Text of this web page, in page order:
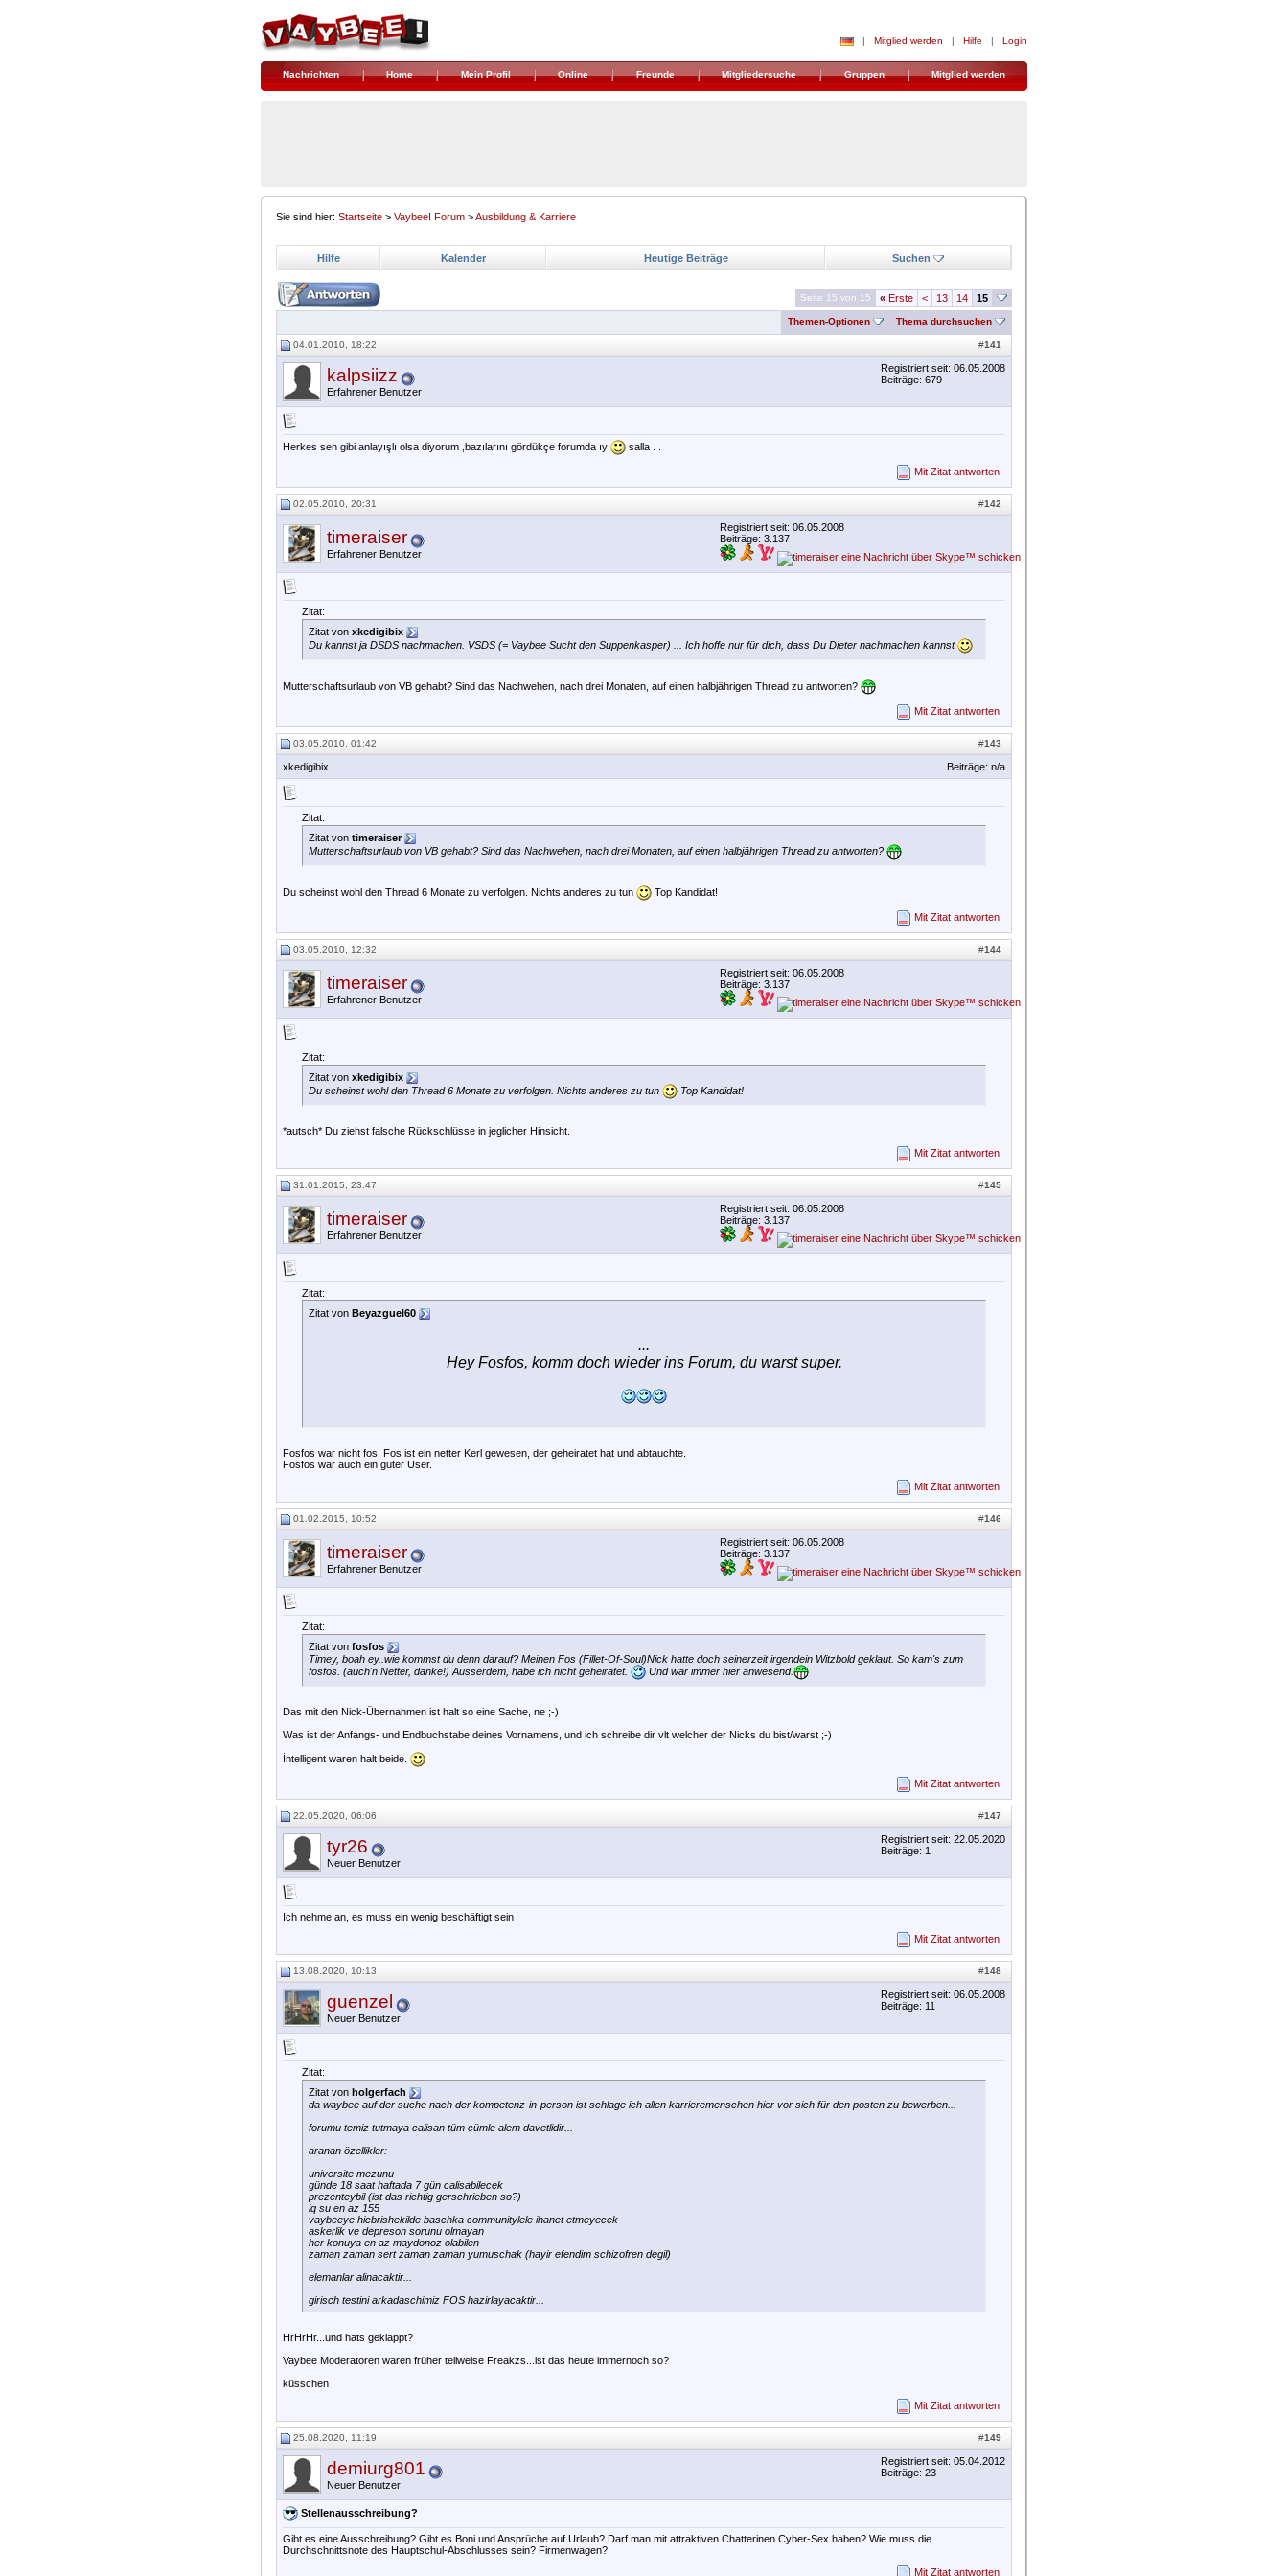
| Mitglied werden | Hilfe | Login
Nachrichten Home Mein Profil Online Freunde Mitgliedersuche Gruppen Mitglied werden
Sie sind hier: Startseite > Vaybee! Forum >Ausbildung & Karriere
Hilfe Kalender Heutige Beiträge Suchen
Seite 15 von 15 « Erste < 13 14 15
Themen-Optionen Thema durchsuchen
#141
04.01.2010, 18:22
kalpsiizz
Erfahrener Benutzer
Registriert seit: 06.05.2008
Beiträge: 679
Herkes sen gibi anlayışlı olsa diyorum ,bazılarını gördükçe forumda ıy salla . .
Mit Zitat antworten
#142
02.05.2010, 20:31
timeraiser
Erfahrener Benutzer
Registriert seit: 06.05.2008
Beiträge: 3.137
Zitat:
Zitat von xkedigibix
Du kannst ja DSDS nachmachen. VSDS (= Vaybee Sucht den Suppenkasper) ... Ich hoffe nur für dich, dass Du Dieter nachmachen kannst
Mutterschaftsurlaub von VB gehabt? Sind das Nachwehen, nach drei Monaten, auf einen halbjährigen Thread zu antworten?
Mit Zitat antworten
#143
03.05.2010, 01:42
xkedigibix Beiträge: n/a
Zitat:
Zitat von timeraiser
Mutterschaftsurlaub von VB gehabt? Sind das Nachwehen, nach drei Monaten, auf einen halbjährigen Thread zu antworten?
Du scheinst wohl den Thread 6 Monate zu verfolgen. Nichts anderes zu tun Top Kandidat!
Mit Zitat antworten
#144
03.05.2010, 12:32
timeraiser
Erfahrener Benutzer
Registriert seit: 06.05.2008
Beiträge: 3.137
Zitat:
Zitat von xkedigibix
Du scheinst wohl den Thread 6 Monate zu verfolgen. Nichts anderes zu tun
Top Kandidat!
*autsch* Du ziehst falsche Rückschlüsse in jeglicher Hinsicht.
Mit Zitat antworten
#145
31.01.2015, 23:47
timeraiser
Erfahrener Benutzer
Registriert seit: 06.05.2008
Beiträge: 3.137
Zitat:
Zitat von Beyazguel60
...
Hey Fosfos, komm doch wieder ins Forum, du warst super.
Fosfos war nicht fos. Fos ist ein netter Kerl gewesen, der geheiratet hat und abtauchte.
Fosfos war auch ein guter User.
Mit Zitat antworten
#146
01.02.2015, 10:52
timeraiser
Erfahrener Benutzer
Registriert seit: 06.05.2008
Beiträge: 3.137
Zitat:
Zitat von fosfos
Timey, boah ey..wie kommst du denn darauf? Meinen Fos (Fillet-Of-Soul)Nick hatte doch seinerzeit irgendein Witzbold geklaut. So kam's zum
fosfos. (auch'n Netter, danke!) Ausserdem, habe ich nicht geheiratet.
Und war immer hier anwesend.
Das mit den Nick-Übernahmen ist halt so eine Sache, ne ;-)
Was ist der Anfangs- und Endbuchstabe deines Vornamens, und ich schreibe dir vlt welcher der Nicks du bist/warst ;-)
İntelligent waren halt beide.
Mit Zitat antworten
#147
22.05.2020, 06:06
tyr26
Neuer Benutzer
Registriert seit: 22.05.2020
Beiträge: 1
Ich nehme an, es muss ein wenig beschäftigt sein
Mit Zitat antworten
#148
13.08.2020, 10:13
guenzel
Neuer Benutzer
Registriert seit: 06.05.2008
Beiträge: 11
Zitat:
Zitat von holgerfach
da waybee auf der suche nach der kompetenz-in-person ist schlage ich allen karrieremenschen hier vor sich für den posten zu bewerben...
forumu temiz tutmaya calisan tüm cümle alem davetlidir...
aranan özellikler:
universite mezunu
günde 18 saat haftada 7 gün calisabilecek
prezenteybil (ist das richtig gerschrieben so?)
iq su en az 155
vaybeeye hicbrishekilde baschka communitylele ihanet etmeyecek
askerlik ve depreson sorunu olmayan
her konuya en az maydonoz olabilen
zaman zaman sert zaman zaman yumuschak (hayir efendim schizofren degil)
elemanlar alinacaktir...
girisch testini arkadaschimiz FOS hazirlayacaktir...
HrHrHr...und hats geklappt?
Vaybee Moderatoren waren früher teilweise Freakzs...ist das heute immernoch so?
küsschen
Mit Zitat antworten
#149
25.08.2020, 11:19
demiurg801
Neuer Benutzer
Registriert seit: 05.04.2012
Beiträge: 23
Stellenausschreibung?
Gibt es eine Ausschreibung? Gibt es Boni und Ansprüche auf Urlaub? Darf man mit attraktiven Chatterinen Cyber-Sex haben? Wie muss die
Durchschnittsnote des Hauptschul-Abschlusses sein? Firmenwagen?
Mit Zitat antworten